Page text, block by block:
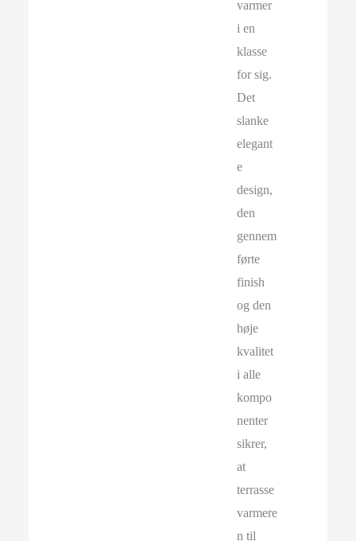
varmer
i en
klasse
for sig.
Det
slanke
elegant
e
design,
den
gennem
førte
finish
og den
høje
kvalitet
i alle
kompo
nenter
sikrer,
at
terrasse
varmere
n til